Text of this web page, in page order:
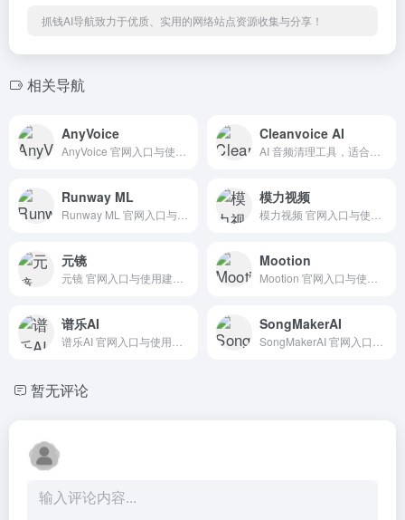
抓钱AI导航致力于优质、实用的网络站点资源收集与分享！
相关导航
AnyVoice Cleanvoice AI
Runway ML 模力视频
元镜 Mootion
谱乐AI SongMakerAI
暂无评论